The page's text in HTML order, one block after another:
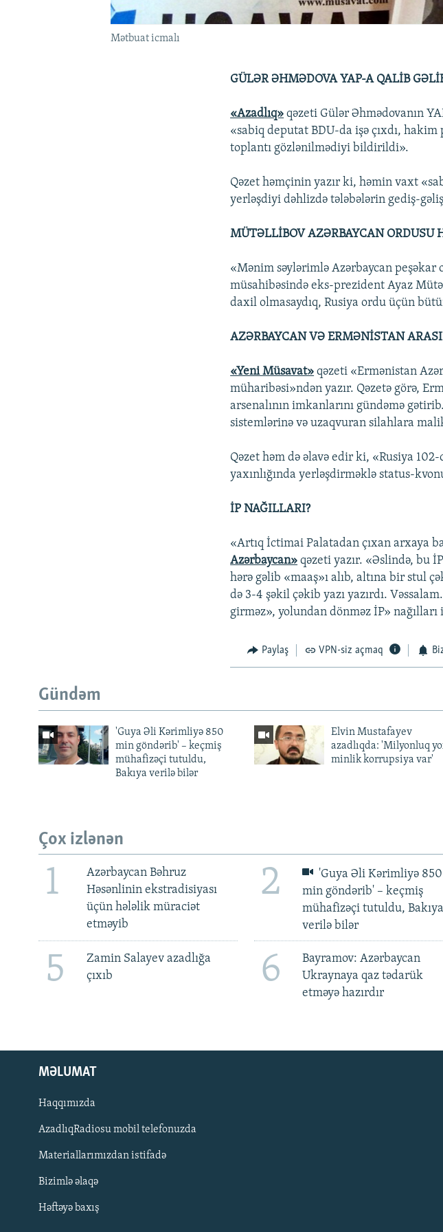
Mətbuat icmalı
GÜLƏR ƏHMƏDOVA YAP-A QALİB
«Azadlıq» qəzeti Gülər Əhmədovanın
«sabiq deputat BDU-da işə çıxdı,
toplantı gözlənilmədiyi bildirildi».
Qəzet həmçinin yazır ki, həmin vaxt
yerləşdiyi dəhlizdə tələbələrin gediş-
MÜTƏLLİBOV AZƏRBAYCAN ORDUSU
«Mənim səylərimlə Azərbaycan peşəkar
müsahibəsində eks-prezident Ayaz
daxil olmasaydıq, Rusiya ordu üçün
AZƏRBAYCAN VƏ ERMƏNİSTAN
«Yeni Müsavat» qəzeti «Ermənistan
müharibəsi»ndən yazır. Qəzetə görə,
arsenalının imkanlarını gündəmə
sistemlərinə və uzaqvuran silahlara
Qəzet həm də əlavə edir ki, «Rusiya
yaxınlığında yerləşdirməklə status-
İP NAĞILLARI?
«Artıq İctimai Palatadan çıxan arxaya
Azərbaycan» qəzeti yazır. «Əslində, bu
hərə gəlib «maaş»ı alıb, altına bir stul
də 3-4 şəkil çəkib yazı yazırdı.
girməz», yolundan dönməz İP» nağılları
Paylaş VPN-siz açmaq
Gündəm
'Guya Əli Kərimliyə 850
min göndərib' – keçmiş
mühafizəçi tutuldu,
Bakıya verilə bilər
Elvin Mustafayev
azadlıqda: 'Milyonluq
minlik korrupsiya var'
Çox izlənən
1
Azərbaycan Bəhruz
Həsənlinin ekstradisiyası
üçün hələlik müraciət
etməyib
2
'Guya Əli Kərimliyə 850
min göndərib' – keçmiş
mühafizəçi tutuldu, Bakıya
verilə bilər
5
Zamin Salayev azadlığa
çıxıb
6
Bayramov: Azərbaycan
Ukraynaya qaz tədarük
etməyə hazırdır
MƏLUMAT
Haqqımızda
AzadlıqRadiosu mobil telefonuzda
Materiallarımızdan istifadə
Bizimlə əlaqə
Həftəyə baxış